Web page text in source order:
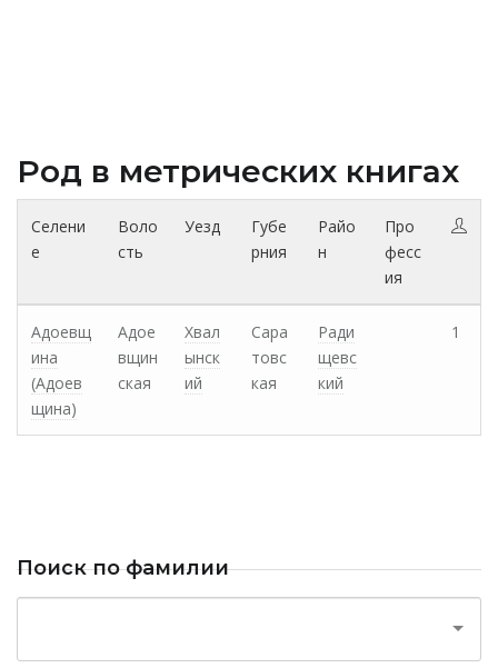
Род в метрических книгах
Селени
е
Воло
сть
Уезд
Губе
рния
Райо
н
Про
фесс
ия
Адоевщ
ина
(Адоев
щина)
Адое
вщин
ская
Хвал
ынск
ий
Сара
товс
кая
Ради
щевс
кий
1
Поиск по фамилии